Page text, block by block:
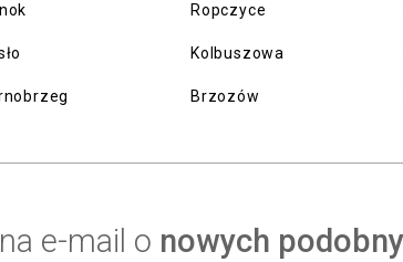
Ropczyce
Kolbuszowa
Brzozów
e-mail o nowych